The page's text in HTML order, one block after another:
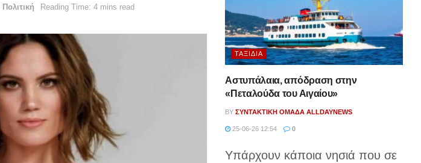
Πολιτική Reading Time: 4 mins read
ΤΑΞΊΔΙΑ
Αστυπάλαια, απόδραση στην
«Πεταλούδα του Αιγαίου»
BY ΣΥΝΤΑΚΤΙΚΉ ΟΜΆΔΑ ALLDAYNEWS
25-06-26 12:54 0
Υπάρχουν κάποια νησιά που σε